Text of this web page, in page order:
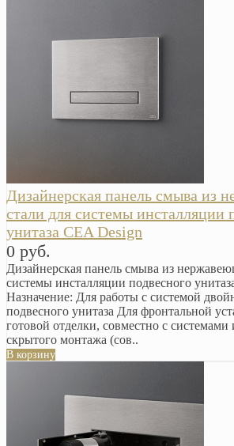
Дизайнерская панель смыва из
стали для системы инсталляции
унитаза CEA Design
0 руб.
Дизайнерская панель смыва из
системы инсталляции подвесного
Назначение: Для работы с системой
подвесного унитаза Для фронтальной
готовой отделки, совместно с системами
скрытого монтажа (сов..
В корзину